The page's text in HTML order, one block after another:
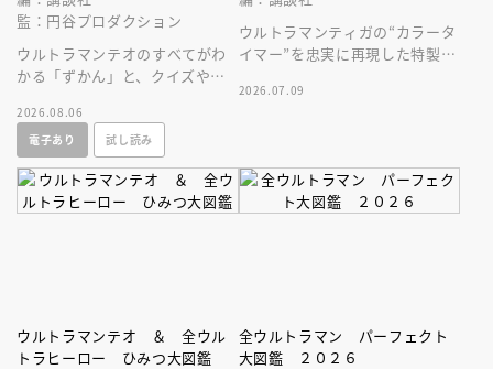
監：円谷プロダクション
ウルトラマンテオのすべてがわ
かる「ずかん」と、クイズや絵
る「あそび」ページがぎゅっと
一冊に！
2026.08.06
電子あり
試し読み
ウルトラマンティガの“カラータ
イマー”を忠実に再現した特製ラ
Ｅ ＴＩＧＡ」サウンド付録つ
2026.07.09
ウルトラマンテオ ＆ 全ウル
トラヒーロー ひみつ大図鑑
全ウルトラマン パーフェクト
大図鑑 ２０２６